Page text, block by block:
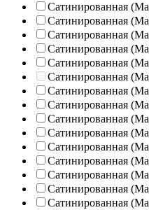
Сатинированная
Сатинированная
Сатинированная
Сатинированная
Сатинированная
Сатинированная
Сатинированная
Сатинированная
Сатинированная
Сатинированная
Сатинированная
Сатинированная
Сатинированная
Сатинированная
Сатинированная